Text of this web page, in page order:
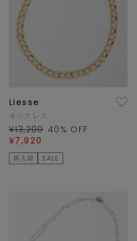
Liesse
ネックレス
¥13,200 40 % OFF
¥7,920
再入荷 SALE